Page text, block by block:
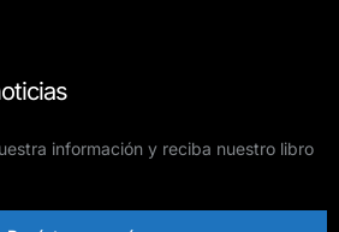
información y reciba nuestro libro